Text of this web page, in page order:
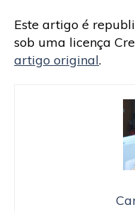
Este artigo é
sob uma licença
artigo original.